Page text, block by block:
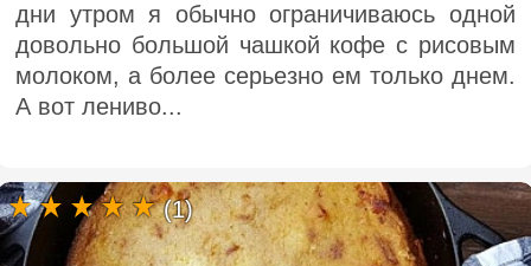
дни утром я обычно ограничиваюсь одной
довольно большой чашкой кофе с рисовым
молоком, а более серьезно ем только днем.
А вот лениво...
(1)